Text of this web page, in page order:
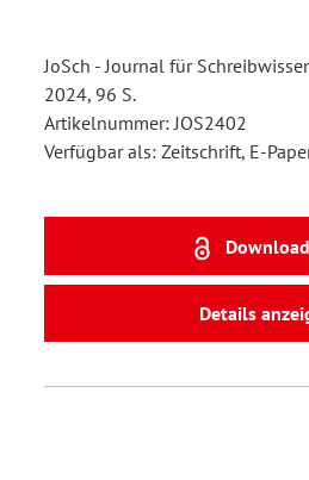
JoSch - Journal für
2024, 96 S.
Artikelnummer: JOS2402
Verfügbar als: Zeitschrift, E-
Download
Details